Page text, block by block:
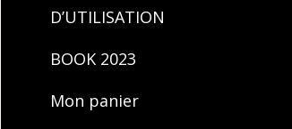
D’UTILISATION
BOOK 2023
Mon panier